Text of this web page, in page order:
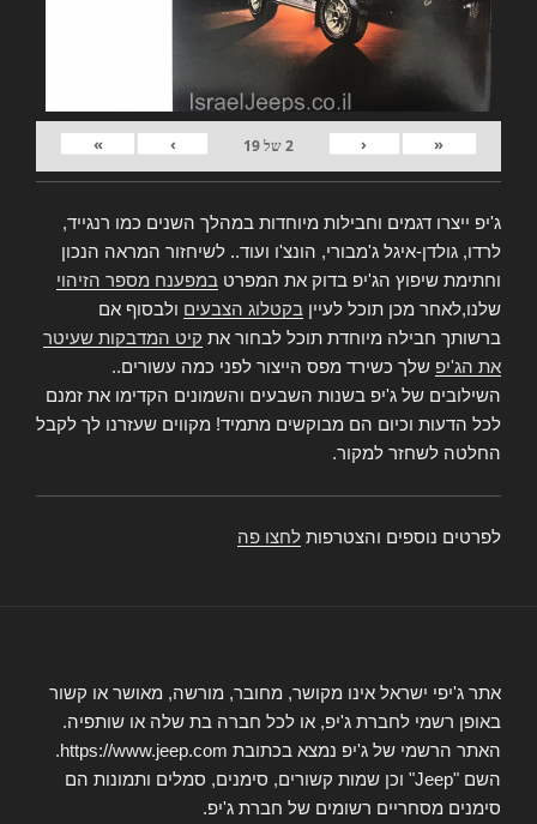
«
‹
2של19
›
»
ג'יפ ייצרו דגמים וחבילות מיוחדות במהלך השנים כמו רנגייד,
לרדו, גולדן-איגל ג'מבורי, הונצ'ו ועוד.. לשיחזור המראה הנכון
וחתימת שיפוץ הג'יפ בדוק את המפרט במפענח מספר הזיהוי
שלנו,לאחר מכן תוכל לעיין בקטלוג הצבעים ולבסוף אם
ברשותך חבילה מיוחדת תוכל לבחור את קיט המדבקות שעיטר
את הג'יפ שלך כשירד מפס הייצור לפני כמה עשורים..
השילובים של ג'יפ בשנות השבעים והשמונים הקדימו את זמנם
לכל הדעות וכיום הם מבוקשים מתמיד! מקווים שעזרנו לך לקבל
החלטה לשחזר למקור.
לפרטים נוספים והצטרפות לחצו פה
אתר ג'יפי ישראל אינו מקושר, מחובר, מורשה, מאושר או קשור
באופן רשמי לחברת ג'יפ, או לכל חברה בת שלה או שותפיה.
האתר הרשמי של ג'יפ נמצא בכתובת https://www.jeep.com.
השם "Jeep" וכן שמות קשורים, סימנים, סמלים ותמונות הם
סימנים מסחריים רשומים של חברת ג'יפ.